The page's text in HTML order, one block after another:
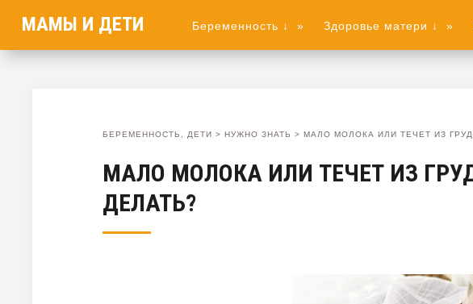
МАМЫ И ДЕТИ Беременность ↓ » Здоровье матери ↓ »
БЕРЕМЕННОСТЬ, ДЕТИ > НУЖНО ЗНАТЬ > МАЛО МОЛОКА ИЛИ ТЕЧЕТ ИЗ
МАЛО МОЛОКА ИЛИ ТЕЧЕТ ИЗ
ДЕЛАТЬ?